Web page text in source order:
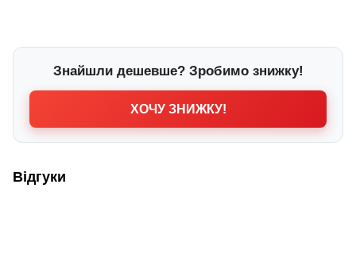
Знайшли дешевше? Зробимо знижку!
ХОЧУ ЗНИЖКУ!
Відгуки